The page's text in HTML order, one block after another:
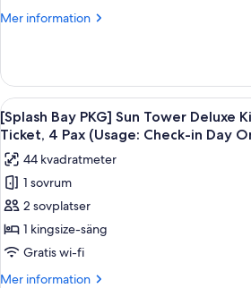
DayOnly)
Deluxe
(Usage:
CI
Day
Only)
Mer information
Mer
Bay
PKG]
Forest
Tower
Deluxe
Double
Queen+SplashBayTicket,4Pax
(Usage:
CI
Only)
Öppna
alla
foton
för
[Splash
Bay
PKG]
Sun
Tower
Ett
4
[Splash Bay PKG] Sun Tower Deluxe
Ticket, 4 Pax (Usage: Check-in Day
44 kvadratmeter
1 sovrum
2 sovplatser
1 kingsize-säng
Gratis wi-fi
Mer information
Mer